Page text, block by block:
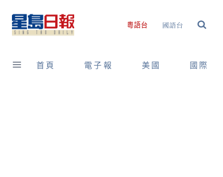
content
粵語台 國語台
首頁 電子報 美國 國際